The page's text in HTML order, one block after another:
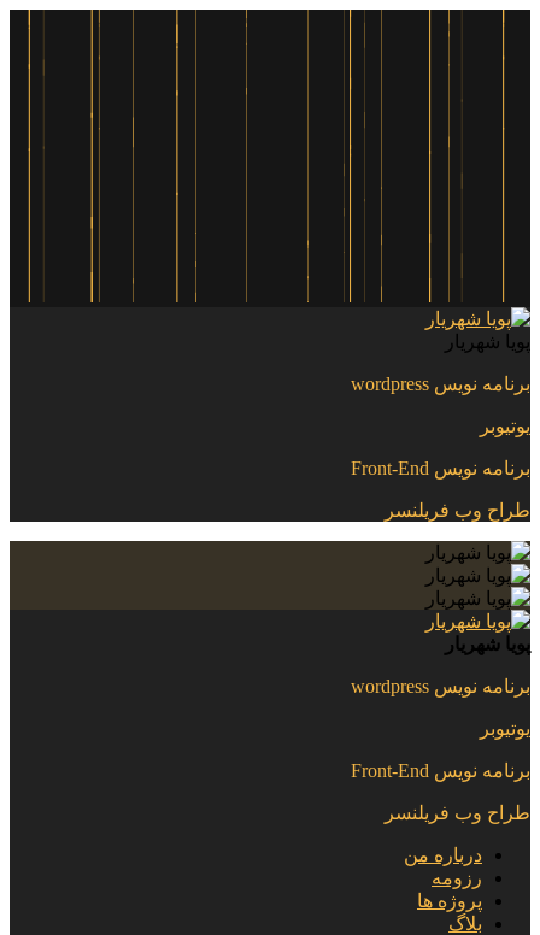
پویا شهریار
برنامه نویس wordpress
یوتیوبر
برنامه نویس Front-End
طراح وب فریلنسر
پویا شهریار
برنامه نویس wordpress
یوتیوبر
برنامه نویس Front-End
طراح وب فریلنسر
درباره من
رزومه
پروژه ها
بلاگ